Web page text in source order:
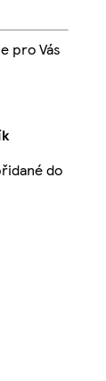
pro Vás
do